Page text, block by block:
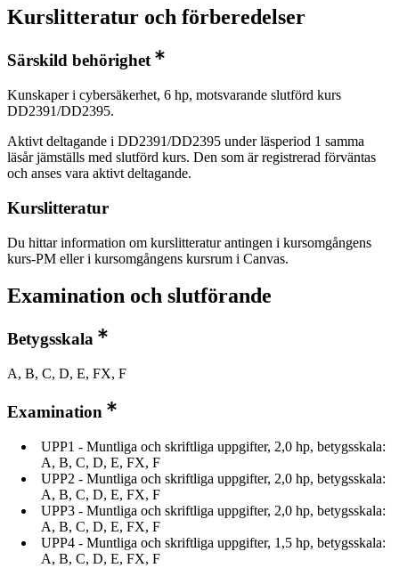
Kurslitteratur och förberedelser
Särskild behörighet
Kunskaper i cybersäkerhet, 6 hp, motsvarande slutförd kurs
DD2391/DD2395.
Aktivt deltagande i DD2391/DD2395 under läsperiod 1 samma
läsår jämställs med slutförd kurs. Den som är registrerad förväntas
och anses vara aktivt deltagande.
Kurslitteratur
Du hittar information om kurslitteratur antingen i kursomgångens
kurs-PM eller i kursomgångens kursrum i Canvas.
Examination och slutförande
Betygsskala
A, B, C, D, E, FX, F
Examination
UPP1 - Muntliga och skriftliga uppgifter, 2,0 hp, betygsskala:
A, B, C, D, E, FX, F
UPP2 - Muntliga och skriftliga uppgifter, 2,0 hp, betygsskala:
A, B, C, D, E, FX, F
UPP3 - Muntliga och skriftliga uppgifter, 2,0 hp, betygsskala:
A, B, C, D, E, FX, F
UPP4 - Muntliga och skriftliga uppgifter, 1,5 hp, betygsskala:
A, B, C, D, E, FX, F